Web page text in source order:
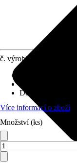
č. výrobku
Dekor / vzor
Více informací o zboží
Množství (ks)